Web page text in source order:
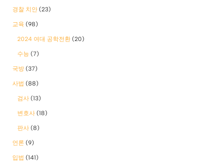
경찰 치안 (23)
교육 (98)
2024 여대 공학전환 (20)
수능 (7)
국방 (37)
사법 (88)
검사 (13)
변호사 (18)
판사 (8)
언론 (9)
입법 (141)